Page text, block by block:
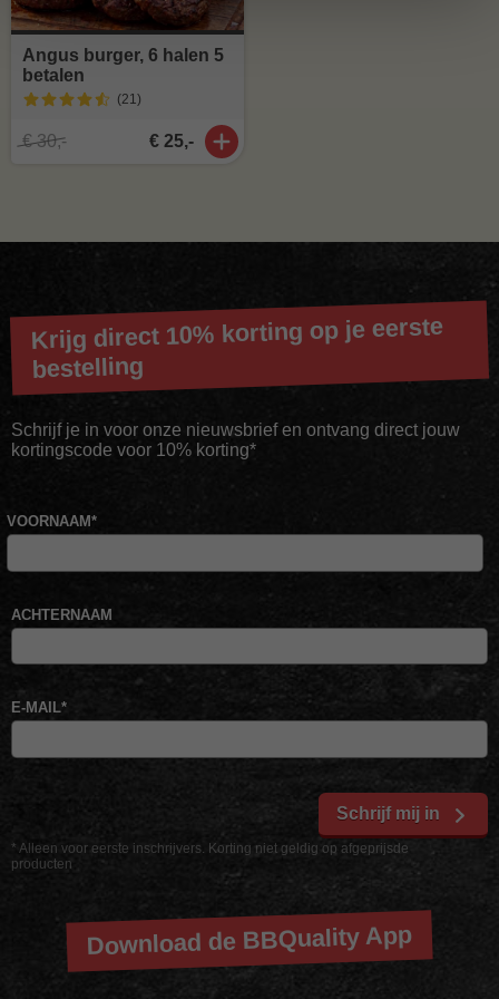
Angus burger, 6 halen 5
betalen
(21)
€ 30,- € 25,-
Krijg direct 10% korting op je eerste
bestelling
Schrijf je in voor onze nieuwsbrief en ontvang direct jouw
kortingscode voor 10% korting*
* Alleen voor eerste inschrijvers. Korting niet geldig op afgeprijsde
producten
VOORNAAM*
ACHTERNAAM
E-MAIL*
Schrijf mij in
Download de BBQuality App